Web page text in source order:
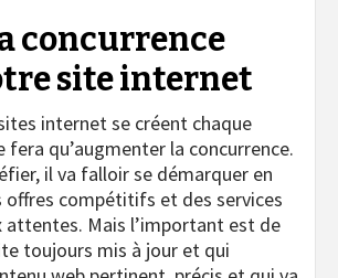
concurrence
site internet
internet se créent chaque
fera qu’augmenter la concurrence.
il va falloir se démarquer en
offres compétitifs et des services
attentes. Mais l’important est de
toujours mis à jour et qui